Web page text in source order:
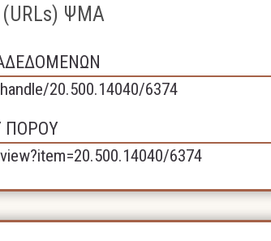
(URLs) ΨΜΑ
20.500.14040/6374
ΠΟΡΟΥ
6374